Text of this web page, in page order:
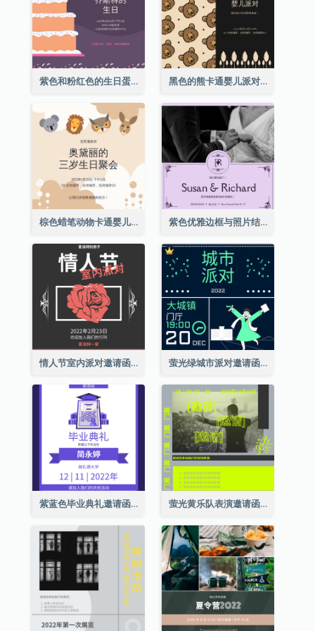
紫色和粉红色的生日蛋糕插图聚会请柬 黑色的熊卡通婴儿派对请柬
棕色蜡笔动物卡通婴儿生日邀请 紫色优雅边框与照片结婚请柬
情人节室内派对邀请函 萤光绿城市派对邀请函
紫蓝色毕业典礼邀请函 萤光黄乐队表演邀请函